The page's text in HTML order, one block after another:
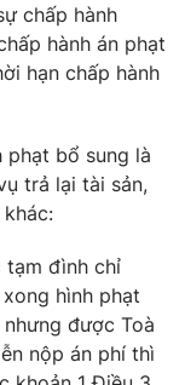
chấp hành
hành án phạt
hạn chấp hành
bổ sung là
trả lại tài sản,
tạm đình chỉ
hình phạt
được Toà
nộp án phí thì